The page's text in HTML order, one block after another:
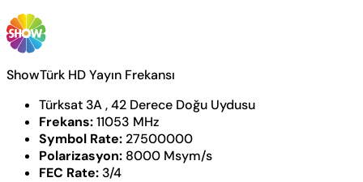
ShowTürk HD Yayın Frekansı
Türksat 3A , 42 Derece Doğu Uydusu
Frekans:11053 MHz
Symbol Rate: 27500000
Polarizasyon: 8000 Msym/s
FEC Rate: 3/4